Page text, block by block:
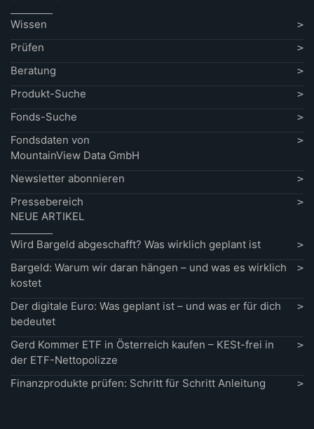
Wissen
Prüfen
Beratung
Produkt-Suche
Fonds-Suche
Fondsdaten von
MountainView Data GmbH
Newsletter abonnieren
Pressebereich
NEUE ARTIKEL
Wird Bargeld abgeschafft? Was wirklich geplant ist
Bargeld: Warum wir daran hängen – und was es wirklich
kostet
Der digitale Euro: Was geplant ist – und was er für dich
bedeutet
Gerd Kommer ETF in Österreich kaufen – KESt-frei in
der ETF-Nettopolizze
Finanzprodukte prüfen: Schritt für Schritt Anleitung